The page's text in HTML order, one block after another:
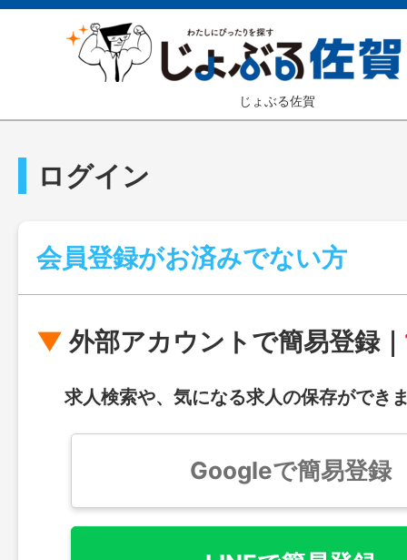
じょぶる佐賀
ログイン
会員登録がお済みでない方
外部アカウントで簡易登録｜
求人検索や、気になる求人の保存ができ
Googleで簡易登録